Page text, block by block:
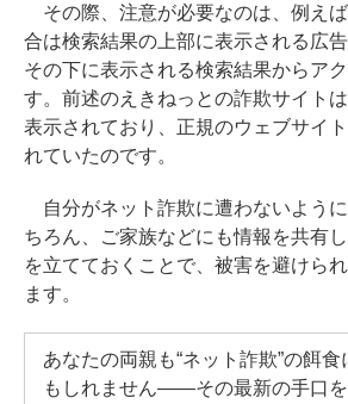
その際、注意が必要なのは、例え
合は検索結果の上部に表示される広告
その下に表示される検索結果からア
す。前述のえきねっとの詐欺サイト
表示されており、正規のウェブサイ
れていたのです。
自分がネット詐欺に遭わないよう
ちろん、ご家族などにも情報を共有
を立てておくことで、被害を避けら
ます。
あなたの両親も“ネット詐欺”の餌
もしれません――その最新の手口